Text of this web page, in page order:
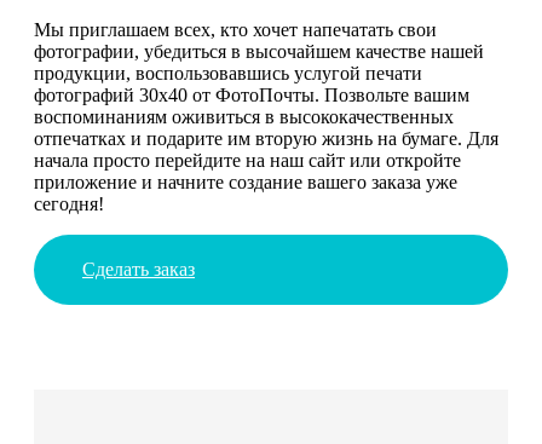
Мы приглашаем всех, кто хочет напечатать свои
фотографии, убедиться в высочайшем качестве нашей
продукции, воспользовавшись услугой печати
фотографий 30х40 от ФотоПочты. Позвольте вашим
воспоминаниям оживиться в высококачественных
отпечатках и подарите им вторую жизнь на бумаге. Для
начала просто перейдите на наш сайт или откройте
приложение и начните создание вашего заказа уже
сегодня!
Сделать заказ